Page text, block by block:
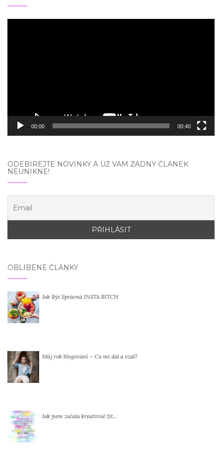
00:00 00:40
ODEBÍREJTE NOVINKY A UŽ VÁM ŽÁDNÝ ČLÁNEK
NEUNIKNE!
OBLÍBENÉ ČLÁNKY
Jak Být Správná INSTA BITCH
Můj rok blogování – Co mi dal a vzal?
Jak jsem začala kreativně žít…